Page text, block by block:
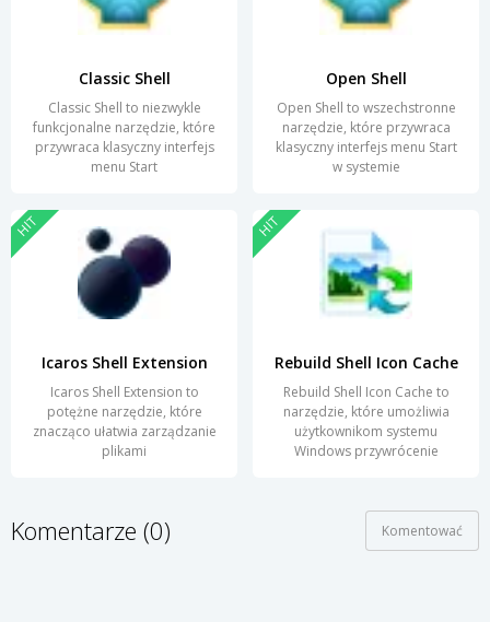
Classic Shell
Classic Shell to niezwykle
funkcjonalne narzędzie, które
przywraca klasyczny interfejs
menu Start
Open Shell
Open Shell to wszechstronne
narzędzie, które przywraca
klasyczny interfejs menu Start
w systemie
Icaros Shell Extension
Icaros Shell Extension to
potężne narzędzie, które
znacząco ułatwia zarządzanie
plikami
HIT
Rebuild Shell Icon Cache
Rebuild Shell Icon Cache to
narzędzie, które umożliwia
użytkownikom systemu
Windows przywrócenie
HIT
Komentarze (0) Komentować